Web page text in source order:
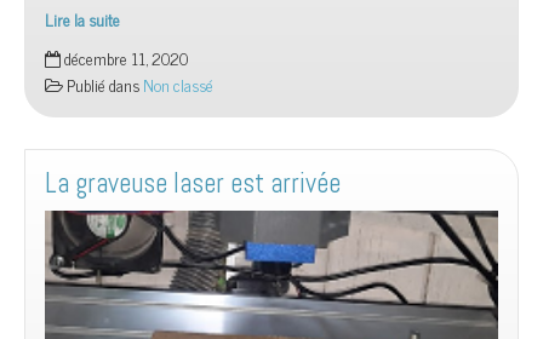
Lire la suite
Téléthon
décembre 11, 2020
Publié dansNon classé
La graveuse laser est arrivée